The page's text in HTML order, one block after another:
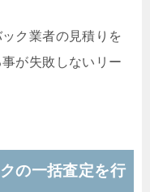
ク業者の見積りを
が失敗しないリー
の一括査定を行